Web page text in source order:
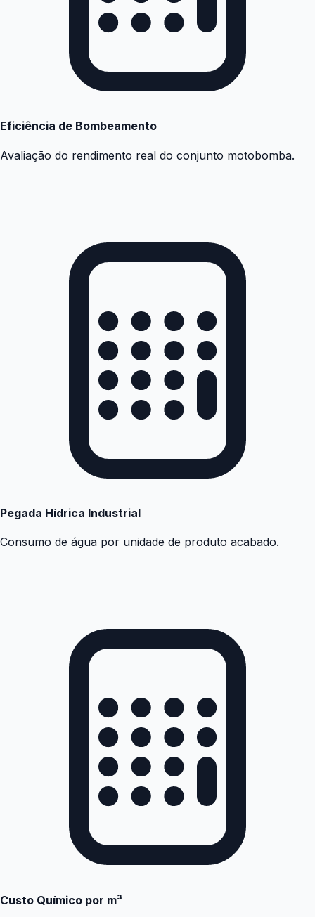
Eficiência de Bombeamento
Avaliação do rendimento real do conjunto motobomba.
Pegada Hídrica Industrial
Consumo de água por unidade de produto acabado.
Custo Químico por m³